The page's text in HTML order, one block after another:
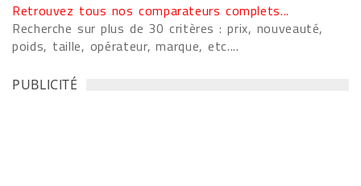
Retrouvez tous nos comparateurs complets...
Recherche sur plus de 30 critères : prix, nouveauté,
poids, taille, opérateur, marque, etc....
PUBLICITÉ